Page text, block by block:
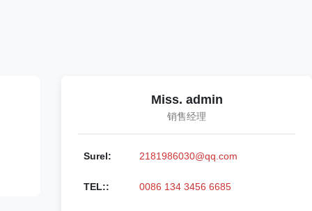
Miss. admin
销售经理
Surel: 2181986030@qq.com
TEL:: 0086 134 3456 6685